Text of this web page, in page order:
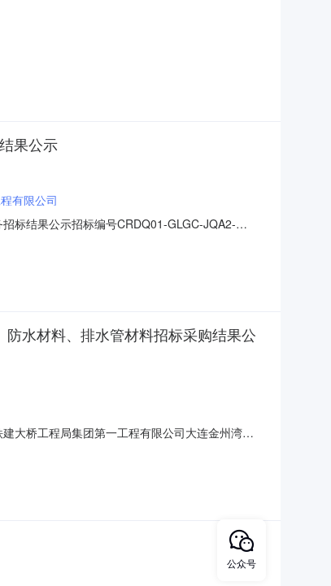
果公示
有限公司
标结果公示招标编号CRDQ01-GLGC-JQA2-
A2标段项目经理部计划合同部联系电话1
水材料、排水管材料招标采购结果公
大桥工程局集团第一工程有限公司大连金州湾临
标结果公示如下：一、
公众号